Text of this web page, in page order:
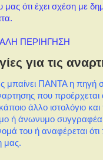
ότι έχει σχέση με
ΠΕΡΙΗΓΗΣΗ
για τις
μπαίνει ΠΑΝΤΑ η πηγή
που προέρχεται
άλλο ιστολόγιο
ή άνωνυμο
του ή αναφέρεται
μας.